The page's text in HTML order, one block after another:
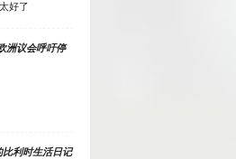
好了
洲议会呼吁停
比利时生活日记